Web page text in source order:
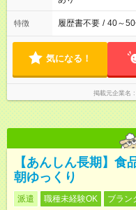
特徴 履歴書不要 / 40～
気になる！
掲載元企業名
【あんしん長期】食
朝ゆっくり
派遣 職種未経験OK ブラン